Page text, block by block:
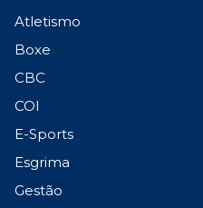
Atletismo
Boxe
CBC
COI
E-Sports
Esgrima
Gestão